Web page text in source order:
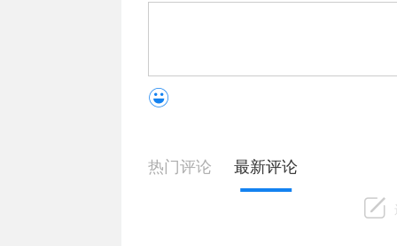
热门评论 最新评论